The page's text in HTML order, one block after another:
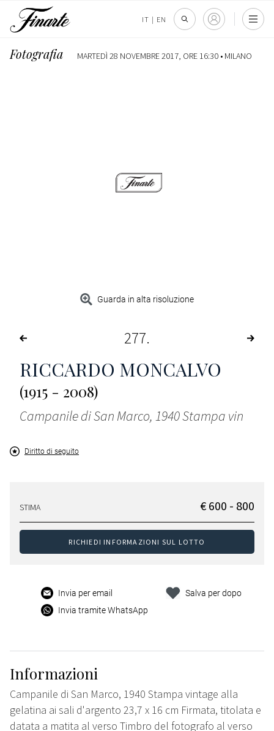
IT | EN
Fotografia MARTEDÌ 28 NOVEMBRE 2017, ORE 16:30 • MILANO
Guarda in alta risoluzione
277
RICCARDO MONCALVO
(1915 - 2008)
Campanile di San Marco, 1940 Stampa vin
Diritto di seguito
STIMA € 600 - 800
RICHIEDI INFORMAZIONI SUL LOTTO
Invia per email
Invia tramite WhatsApp
Salva per dopo
Informazioni
Campanile di San Marco, 1940 Stampa vintage alla
gelatina ai sali d'argento 23,7 x 16 cm Firmata, titolata e
datata a matita al verso Timbro del fotografo al verso